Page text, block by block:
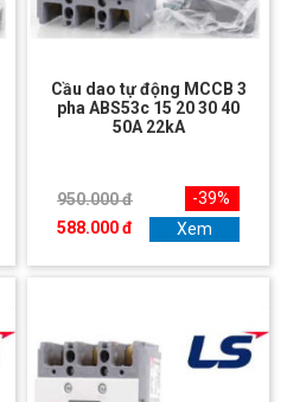
Cầu dao tự động MCCB 3
pha ABS53c 15 20 30 40
50A 22kA
950.000 đ
588.000 đ
-39%
Xem